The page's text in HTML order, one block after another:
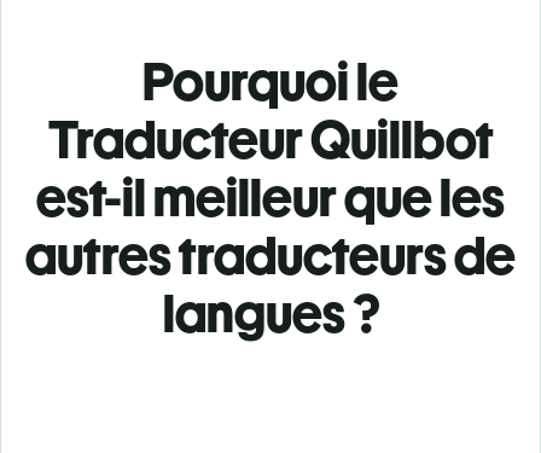
Pourquoi le
Traducteur Quillbot
est-il meilleur que les
autres traducteurs de
langues ?